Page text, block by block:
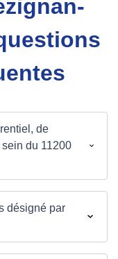
de
du 11200
désigné par